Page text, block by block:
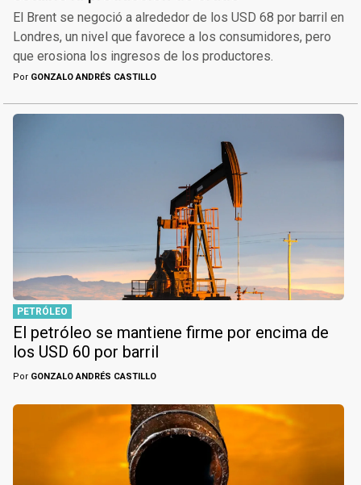
El Brent se negoció a alrededor de los USD 68 por barril en
Londres, un nivel que favorece a los consumidores, pero
que erosiona los ingresos de los productores.
Por GONZALO ANDRÉS CASTILLO
PETRÓLEO
El petróleo se mantiene firme por encima de
los USD 60 por barril
Por GONZALO ANDRÉS CASTILLO